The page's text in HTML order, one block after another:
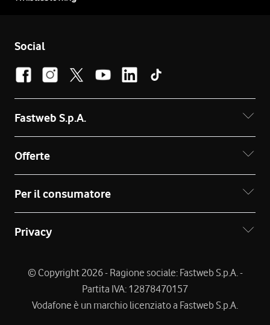
Social
Fastweb S.p.A.
Offerte
Per il consumatore
Privacy
© Copyright 2026 - Ragione sociale: Fastweb S.p.A. -
Partita IVA: 12878470157
Vodafone è un marchio licenziato a Fastweb S.p.A.